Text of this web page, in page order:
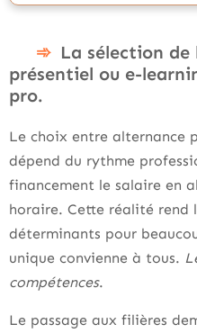
La sélection
présentiel ou e-
pro.
Le choix entre alternance
dépend du rythme
financement le salaire en
horaire. Cette réalité rend
déterminants pour
unique convienne à tous.
compétences.
Le passage aux filières